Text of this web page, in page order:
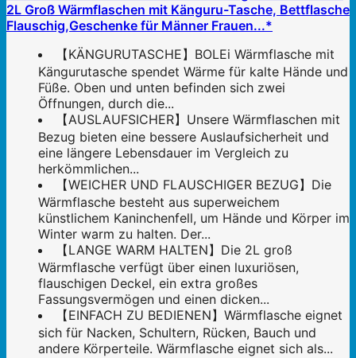
2L Groß Wärmflaschen mit Känguru-Tasche, Bettflasche
Flauschig,Geschenke für Männer Frauen...*
【KÄNGURUTASCHE】BOLEi Wärmflasche mit
Kängurutasche spendet Wärme für kalte Hände und
Füße. Oben und unten befinden sich zwei
Öffnungen, durch die...
【AUSLAUFSICHER】Unsere Wärmflaschen mit
Bezug bieten eine bessere Auslaufsicherheit und
eine längere Lebensdauer im Vergleich zu
herkömmlichen...
【WEICHER UND FLAUSCHIGER BEZUG】Die
Wärmflasche besteht aus superweichem
künstlichem Kaninchenfell, um Hände und Körper im
Winter warm zu halten. Der...
【LANGE WARM HALTEN】Die 2L groß
Wärmflasche verfügt über einen luxuriösen,
flauschigen Deckel, ein extra großes
Fassungsvermögen und einen dicken...
【EINFACH ZU BEDIENEN】Wärmflasche eignet
sich für Nacken, Schultern, Rücken, Bauch und
andere Körperteile. Wärmflasche eignet sich als...